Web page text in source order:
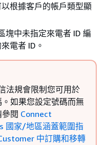
根據客戶的帳戶類型顯
塊中未指定來電者 ID 編
電者 ID。
法規會限制您可用於
如果您設定號碼而無
閱 Connect
國家/地區涵蓋範圍指
中訂購和移轉